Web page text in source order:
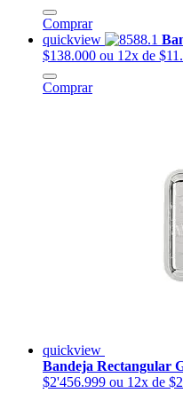
Comprar
quickview
$138.000 ou 12x de
Comprar
quickview
Bandeja Rectangular
$2'456.999 ou 12x de